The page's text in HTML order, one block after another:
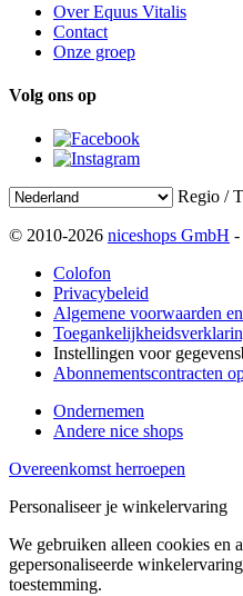
Over Equus Vitalis
Contact
Onze groep
Volg ons op
Regio /
© 2010-2026 niceshops GmbH -
Colofon
Privacybeleid
Algemene voorwaarden
Instellingen voor
Abonnementscontracten
Ondernemen
Andere nice shops
Overeenkomst herroepen
Personaliseer je winkelervaring
We gebruiken alleen cookies en
gepersonaliseerde
toestemming.